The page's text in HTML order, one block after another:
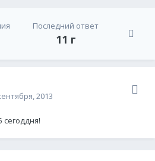
Последний ответ
11 г
2013
сегоддня!